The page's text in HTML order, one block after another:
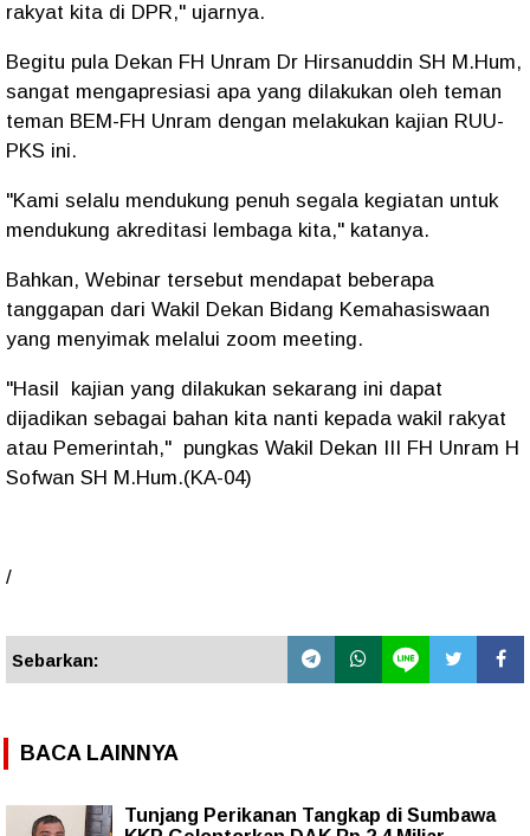
rakyat kita di DPR," ujarnya.
Begitu pula Dekan FH Unram Dr Hirsanuddin SH M.Hum,
sangat mengapresiasi apa yang dilakukan oleh teman
teman BEM-FH Unram dengan melakukan kajian RUU-
PKS ini.
"Kami selalu mendukung penuh segala kegiatan untuk
mendukung akreditasi lembaga kita," katanya.
Bahkan, Webinar tersebut mendapat beberapa
tanggapan dari Wakil Dekan Bidang Kemahasiswaan
yang menyimak melalui zoom meeting.
"Hasil kajian yang dilakukan sekarang ini dapat
dijadikan sebagai bahan kita nanti kepada wakil rakyat
atau Pemerintah," pungkas Wakil Dekan III FH Unram H
Sofwan SH M.Hum.(KA-04)
/
Sebarkan:
BACA LAINNYA
Tunjang Perikanan Tangkap di Sumbawa